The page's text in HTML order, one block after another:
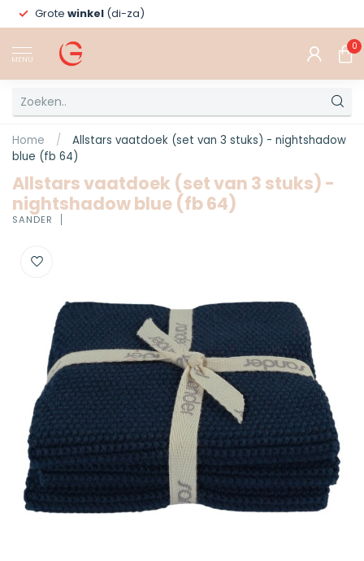
Grote winkel (di-za)
MENU
0
Home /
Allstars vaatdoek (set van 3 stuks) - nightshadow
blue (fb 64)
Allstars vaatdoek (set van 3 stuks) -
nightshadow blue (fb 64)
SANDER